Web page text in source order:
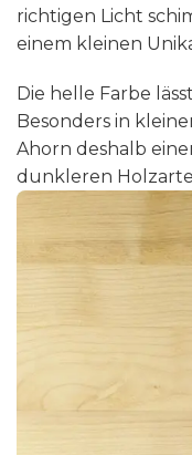
richtigen Licht
einem kleinen
Die helle Farbe
Besonders in
Ahorn deshalb
dunkleren